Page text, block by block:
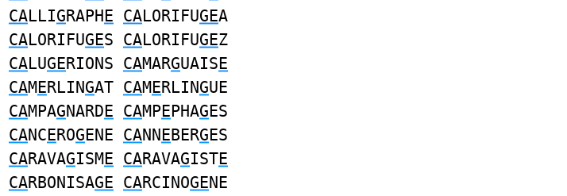
CALLIGRAPHE CALORIFUGEA
CALORIFUGES CALORIFUGEZ
CALUGERIONS CAMARGUAISE
CAMERLINGAT CAMERLINGUE
CAMPAGNARDE CAMPEPHAGES
CANCEROGENE CANNEBERGES
CARAVAGISME CARAVAGISTE
CARBONISAGE CARCINOGENE